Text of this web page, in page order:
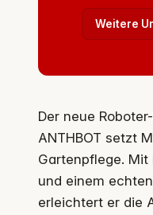
Weitere
Der neue
ANTHBOT setzt
Gartenpflege.
und einem
erleichtert er die